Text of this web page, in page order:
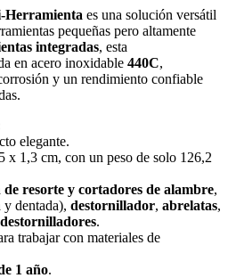
Herramienta es una solución versátil
pequeñas pero altamente
integradas, esta
en acero inoxidable 440C,
y un rendimiento confiable
elegante.
x 1,3 cm, con un peso de solo 126,2
de resorte y cortadores de alambre,
y dentada), destornillador, abrelatas,
.
trabajar con materiales de
1 año.